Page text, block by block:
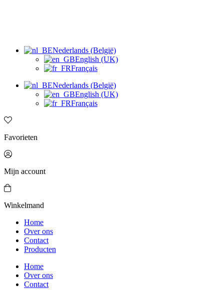
Nederlands (België)
English (UK)
Français
Nederlands (België)
English (UK)
Français
Favorieten
Mijn account
Winkelmand
Home
Over ons
Contact
Producten
Home
Over ons
Contact